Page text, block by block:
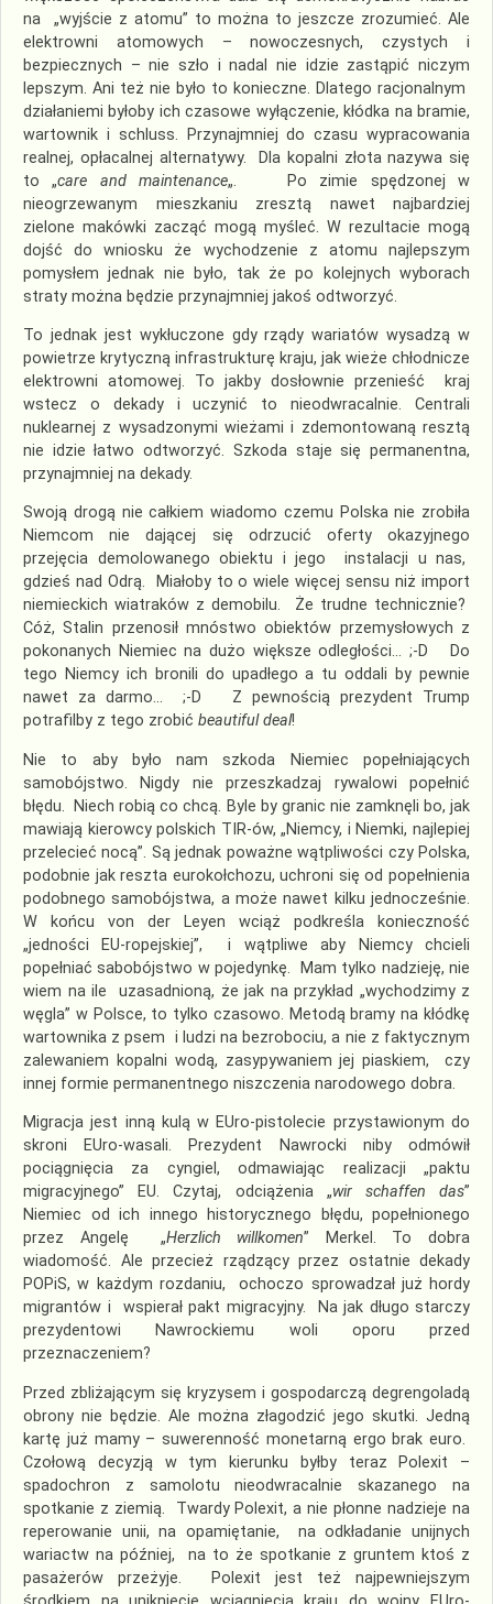
na „wyjście z atomu” to można to jeszcze zrozumieć. Ale
elektrowni atomowych – nowoczesnych, czystych i
bezpiecznych – nie szło i nadal nie idzie zastąpić niczym
lepszym. Ani też nie było to konieczne. Dlatego racjonalnym
działaniemi byłoby ich czasowe wyłączenie, kłódka na bramie,
wartownik i schluss. Przynajmniej do czasu wypracowania
realnej, opłacalnej alternatywy. Dla kopalni złota nazywa się
to „care and maintenance„. Po zimie spędzonej w
nieogrzewanym mieszkaniu zresztą nawet najbardziej
zielone makówki zacząć mogą myśleć. W rezultacie mogą
dojść do wniosku że wychodzenie z atomu najlepszym
pomysłem jednak nie było, tak że po kolejnych wyborach
straty można będzie przynajmniej jakoś odtworzyć.
To jednak jest wykłuczone gdy rządy wariatów wysadzą w
powietrze krytyczną infrastrukturę kraju, jak wieże chłodnicze
elektrowni atomowej. To jakby dosłownie przenieść kraj
wstecz o dekady i uczynić to nieodwracalnie. Centrali
nuklearnej z wysadzonymi wieżami i zdemontowaną resztą
nie idzie łatwo odtworzyć. Szkoda staje się permanentna,
przynajmniej na dekady.
Swoją drogą nie całkiem wiadomo czemu Polska nie zrobiła
Niemcom nie dającej się odrzucić oferty okazyjnego
przejęcia demolowanego obiektu i jego instalacji u nas,
gdzieś nad Odrą. Miałoby to o wiele więcej sensu niż import
niemieckich wiatraków z demobilu. Że trudne technicznie?
Cóż, Stalin przenosił mnóstwo obiektów przemysłowych z
pokonanych Niemiec na dużo większe odległości… ;-D Do
tego Niemcy ich bronili do upadłego a tu oddali by pewnie
nawet za darmo… ;-D Z pewnością prezydent Trump
potrafilby z tego zrobić beautiful deal!
Nie to aby było nam szkoda Niemiec popełniających
samobójstwo. Nigdy nie przeszkadzaj rywalowi popełnić
błędu. Niech robią co chcą. Byle by granic nie zamknęli bo, jak
mawiają kierowcy polskich TIR-ów, „Niemcy, i Niemki, najlepiej
przelecieć nocą”. Są jednak poważne wątpliwości czy Polska,
podobnie jak reszta eurokołchozu, uchroni się od popełnienia
podobnego samobójstwa, a może nawet kilku jednocześnie.
W końcu von der Leyen wciąż podkreśla konieczność
„jedności EU-ropejskiej”, i wątpliwe aby Niemcy chcieli
popełniać sabobójstwo w pojedynkę. Mam tylko nadzieję, nie
wiem na ile uzasadnioną, że jak na przykład „wychodzimy z
węgla” w Polsce, to tylko czasowo. Metodą bramy na kłódkę
wartownika z psem i ludzi na bezrobociu, a nie z faktycznym
zalewaniem kopalni wodą, zasypywaniem jej piaskiem, czy
innej formie permanentnego niszczenia narodowego dobra.
Migracja jest inną kulą w EUro-pistolecie przystawionym do
skroni EUro-wasali. Prezydent Nawrocki niby odmówił
pociągnięcia za cyngiel, odmawiając realizacji „paktu
migracyjnego” EU. Czytaj, odciążenia „wir schaffen das”
Niemiec od ich innego historycznego błędu, popełnionego
przez Angelę „Herzlich willkomen” Merkel. To dobra
wiadomość. Ale przecież rządzący przez ostatnie dekady
POPiS, w każdym rozdaniu, ochoczo sprowadzał już hordy
migrantów i wspierał pakt migracyjny. Na jak długo starczy
prezydentowi Nawrockiemu woli oporu przed
przeznaczeniem?
Przed zbliżającym się kryzysem i gospodarczą degrengoladą
obrony nie będzie. Ale można złagodzić jego skutki. Jedną
kartę już mamy – suwerenność monetarną ergo brak euro.
Czołową decyzją w tym kierunku byłby teraz Polexit –
spadochron z samolotu nieodwracalnie skazanego na
spotkanie z ziemią. Twardy Polexit, a nie płonne nadzieje na
reperowanie unii, na opamiętanie, na odkładanie unijnych
wariactw na później, na to że spotkanie z gruntem ktoś z
pasażerów przeżyje. Polexit jest też najpewniejszym